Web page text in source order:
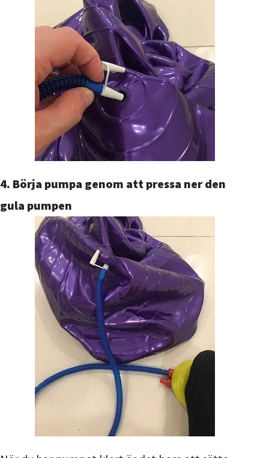
4. Börja pumpa genom att pressa ner den
gula pumpen